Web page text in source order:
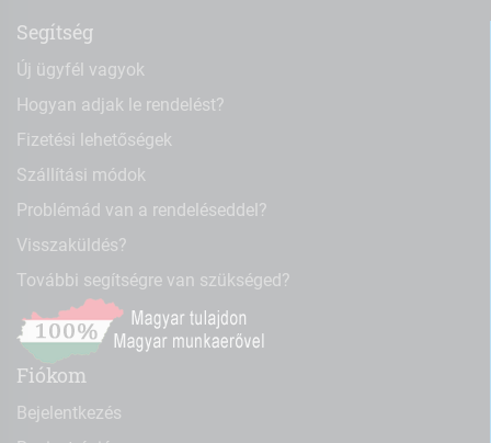
Segítség
Új ügyfél vagyok
Hogyan adjak le rendelést?
Fizetési lehetőségek
Szállítási módok
Problémád van a rendeléseddel?
Visszaküldés?
További segítségre van szükséged?
Fiókom
Bejelentkezés